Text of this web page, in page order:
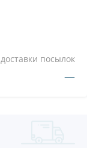
посылок
—